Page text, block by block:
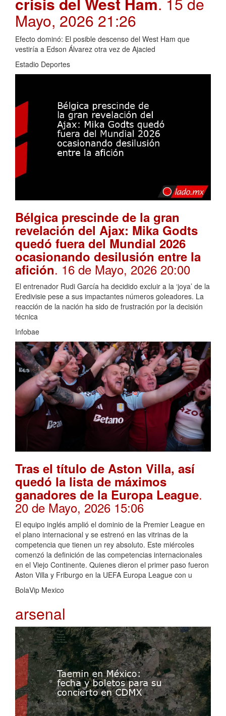
Mayo, 2026 21:26
Efecto dominó: El posible descenso del West Ham que
vestiría a Edson Álvarez otra vez de Ajacied
Estadio Deportes
Bélgica prescinde de la gran
revelación del Ajax: Mika Godts
quedó fuera del Mundial 2026
ocasionando desilusión entre la
afición. 16 de Mayo, 2026 20:00
El entrenador Rudi García ha decidido excluir a la ‘joya’ de la
Eredivisie pese a sus impactantes números goleadores. La
reacción de la nación ha sido de frustración por la decisión
técnica
Infobae
Tras el título de Aston Villa, así
quedó la lista de máximos
ganadores de la Europa League.
20 de Mayo, 2026 15:06
El equipo inglés amplió el dominio de la Premier League en
el plano internacional y se estrenó en las vitrinas de la
competencia que tienen un rey absoluto. Este miércoles
comenzó la definición de las competencias internacionales
en el Viejo Continente. Quienes dieron el primer paso fueron
Aston Villa y Friburgo en la UEFA Europa League con u
BolaVip Mexico
arsenal